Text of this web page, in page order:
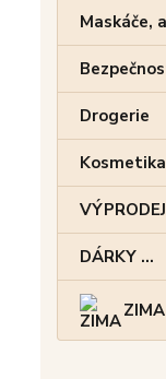
Maskáče,
Drogerie
Kosmetika
DÁRKY ...
ZIMA